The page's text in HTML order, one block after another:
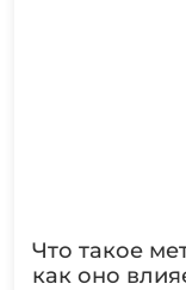
Что такое
как оно